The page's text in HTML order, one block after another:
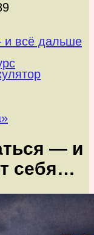
и всё дальше
— и
себя…